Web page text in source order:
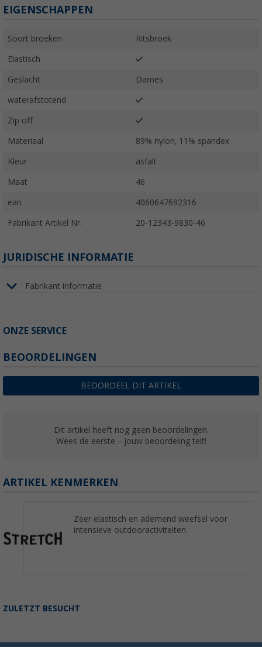
EIGENSCHAPPEN
Soort broeken Ritsbroek
Elastisch
Geslacht Dames
waterafstotend
Zip off
Materiaal 89% nylon, 11% spandex
Kleur asfalt
Maat 46
ean 4060647692316
Fabrikant Artikel Nr. 20-12343-9830-46
JURIDISCHE INFORMATIE
Fabrikant informatie
ONZE SERVICE
BEOORDELINGEN
BEOORDEEL DIT ARTIKEL
Dit artikel heeft nog geen beoordelingen.
Wees de eerste – jouw beoordeling telt!
ARTIKEL KENMERKEN
Zeer elastisch en ademend weefsel voor
intensieve outdooractiviteiten.
ZULETZT BESUCHT